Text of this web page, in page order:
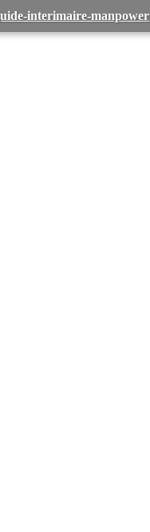
interimaire-manpower